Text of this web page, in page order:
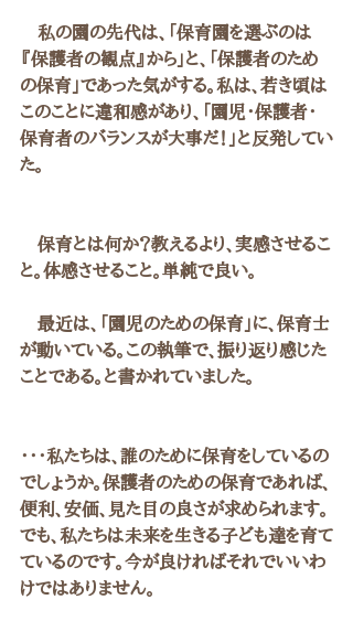
私の園の先代は、「保育園を選ぶのは
『保護者の観点』から」と、「保護者のため
の保育」であった気がする。私は、若き頃は
このことに違和感があり、「園児・保護者・
保育者のバランスが大事だ！」と反発してい
た。
保育とは何か？教えるより、実感させるこ
と。体感させること。単純で良い。
最近は、「園児のための保育」に、保育士
が動いている。この執筆で、振り返り感じた
ことである。と書かれていました。
・・・私たちは、誰のために保育をしているの
でしょうか。保護者のための保育であれば、
便利、安価、見た目の良さが求められます。
でも、私たちは未来を生きる子ども達を育て
ているのです。今が良ければそれでいいわ
けではありません。